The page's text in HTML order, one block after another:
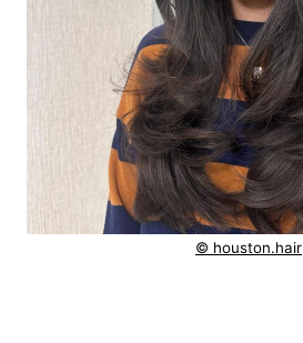
© houston.hair